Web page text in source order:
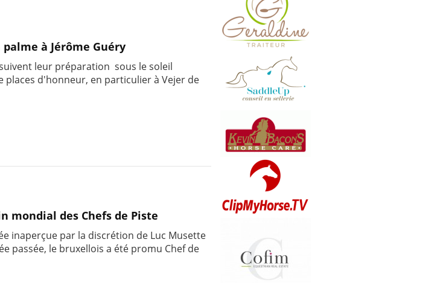
à Jérôme Guéry
leur préparation sous le soleil
places d'honneur, en particulier à Vejer de
mondial des Chefs de Piste
inaperçue par la discrétion de Luc Musette
passée, le bruxellois a été promu Chef de